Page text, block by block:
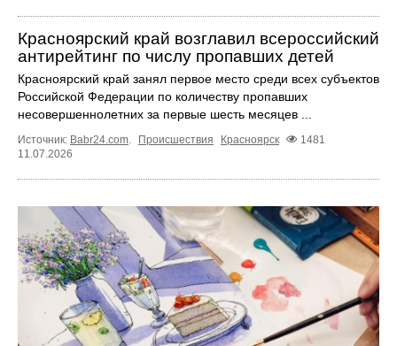
Красноярский край возглавил всероссийский
антирейтинг по числу пропавших детей
Красноярский край занял первое место среди всех субъектов
Российской Федерации по количеству пропавших
несовершеннолетних за первые шесть месяцев ...
Источник: Babr24.com. Происшествия Красноярск
1481
11.07.2026